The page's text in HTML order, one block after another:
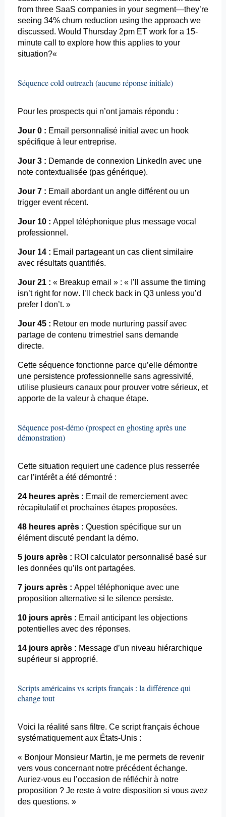
from threeSaaS companiesin yoursegment—they’re
seeing 34% churn reduction using the approach we
discussed. Would Thursday 2pm ET workfor a 15-
minute call to explore how this appliesto your
situation?«
Séquence coldoutreach(aucune réponse initiale)
Pour les prospects qui n’ont jamais répondu :
Jour 0 : Email personnalisé initial avec un hook
spécifique à leur entreprise.
Jour 3 : Demande de connexion LinkedIn avec une
note contextualisée (pas générique).
Jour 7 : Email abordant un angle différent ou un
trigger eventrécent.
Jour 10 : Appel téléphonique plus message vocal
professionnel.
Jour 14 : Email partageant un cas client similaire
avec résultats quantifiés.
Jour 21 : « Breakup email »: « I’ll assume the timing
isn’tright for now. I’ll check back in Q3 unless you’d
preferI don’t. »
Jour 45 : Retour en mode nurturing passif avec
partage de contenu trimestriel sans demande
directe.
Cette séquence fonctionne parce qu’elle démontre
une persistenceprofessionnelle sans agressivité,
utilise plusieurs canaux pour prouver votre sérieux, et
apporte de la valeur à chaque étape.
Séquence post-démo (prospect en ghostingaprès une
démonstration)
Cette situation requiert une cadence plus resserrée
car l’intérêt a été démontré :
24 heures après : Email de remerciement avec
récapitulatif et prochaines étapes proposées.
48 heures après : Question spécifique sur un
élément discuté pendant la démo.
5 jours après : ROI calculatorpersonnalisé basé sur
les données qu’ils ont partagées.
7 jours après : Appel téléphonique avec une
proposition alternative si le silence persiste.
10 jours après : Email anticipant les objections
potentielles avec des réponses.
14 jours après : Message d’un niveau hiérarchique
supérieur si approprié.
Scripts américains vs scripts français : la différence qui
change tout
Voici la réalité sans filtre. Ce script français échoue
systématiquement aux États-Unis :
« Bonjour Monsieur Martin, je me permets de revenir
vers vous concernant notre précédent échange.
Auriez-vous eu l’occasion de réfléchir à notre
proposition ? Je reste à votre disposition si vous avez
des questions. »